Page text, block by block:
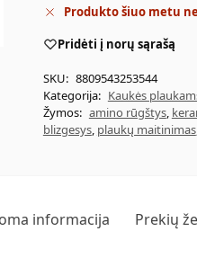
Produkto šiuo metu
Pridėti į norų sąrašą
SKU: 8809543253544
Kategorija: Kaukės
Žymos: amino rūgštys,
blizgesys, plaukų maitinimas
informacija Prekių